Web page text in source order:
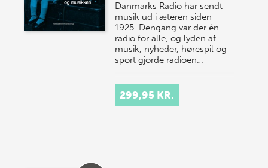
Danmarks Radio har sendt
musik ud i æteren siden
1925. Dengang var der én
radio for alle, og lyden af
musik, nyheder, hørespil og
sport gjorde radioen…
299,95 KR.